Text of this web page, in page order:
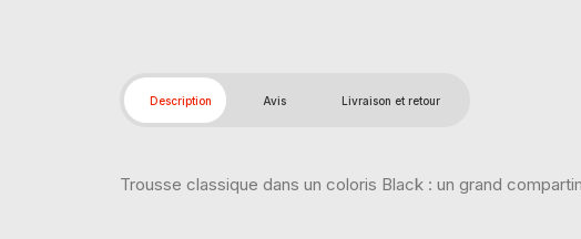
Description Avis Livraison et retour
Trousse classique dans un coloris Black : un grand